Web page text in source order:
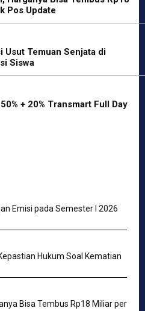
Pos Update
Usut Temuan Senjata di
Siswa
+ 20% Transmart Full Day
Emisi pada Semester I 2026
Hukum Soal Kematian
Bisa Tembus Rp18 Miliar per